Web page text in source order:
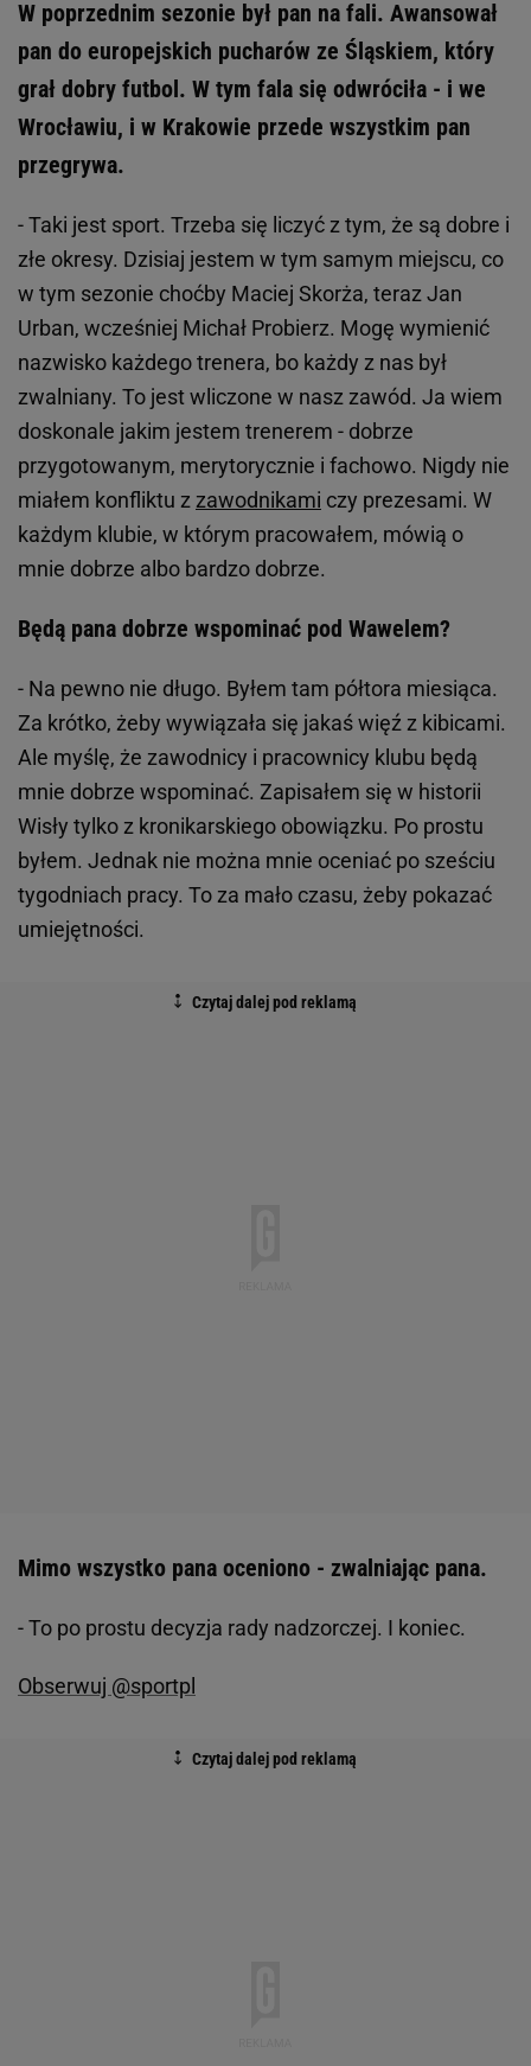
W poprzednim sezonie był pan na fali. Awansował
pan do europejskich pucharów ze Śląskiem, który
grał dobry futbol. W tym fala się odwróciła - i we
Wrocławiu, i w Krakowie przede wszystkim pan
przegrywa.
- Taki jest sport. Trzeba się liczyć z tym, że są dobre i
złe okresy. Dzisiaj jestem w tym samym miejscu, co
w tym sezonie choćby Maciej Skorża, teraz Jan
Urban, wcześniej Michał Probierz. Mogę wymienić
nazwisko każdego trenera, bo każdy z nas był
zwalniany. To jest wliczone w nasz zawód. Ja wiem
doskonale jakim jestem trenerem - dobrze
przygotowanym, merytorycznie i fachowo. Nigdy nie
miałem konfliktu z zawodnikami czy prezesami. W
każdym klubie, w którym pracowałem, mówią o
mnie dobrze albo bardzo dobrze.
Będą pana dobrze wspominać pod Wawelem?
- Na pewno nie długo. Byłem tam półtora miesiąca.
Za krótko, żeby wywiązała się jakaś więź z kibicami.
Ale myślę, że zawodnicy i pracownicy klubu będą
mnie dobrze wspominać. Zapisałem się w historii
Wisły tylko z kronikarskiego obowiązku. Po prostu
byłem. Jednak nie można mnie oceniać po sześciu
tygodniach pracy. To za mało czasu, żeby pokazać
umiejętności.
Mimo wszystko pana oceniono - zwalniając pana.
- To po prostu decyzja rady nadzorczej. I koniec.
Obserwuj @sportpl